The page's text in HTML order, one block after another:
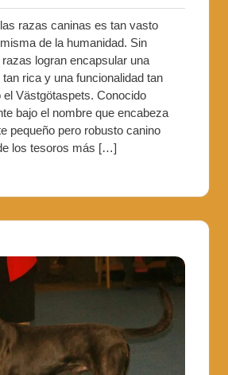
razas caninas es tan vasto
de la humanidad. Sin
logran encapsular una
rica y una funcionalidad tan
Västgötaspets. Conocido
bajo el nombre que encabeza
pequeño pero robusto canino
los tesoros más […]